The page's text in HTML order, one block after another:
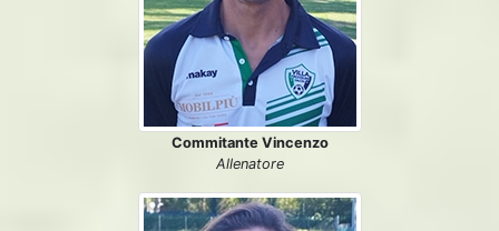
Commitante Vincenzo
Allenatore